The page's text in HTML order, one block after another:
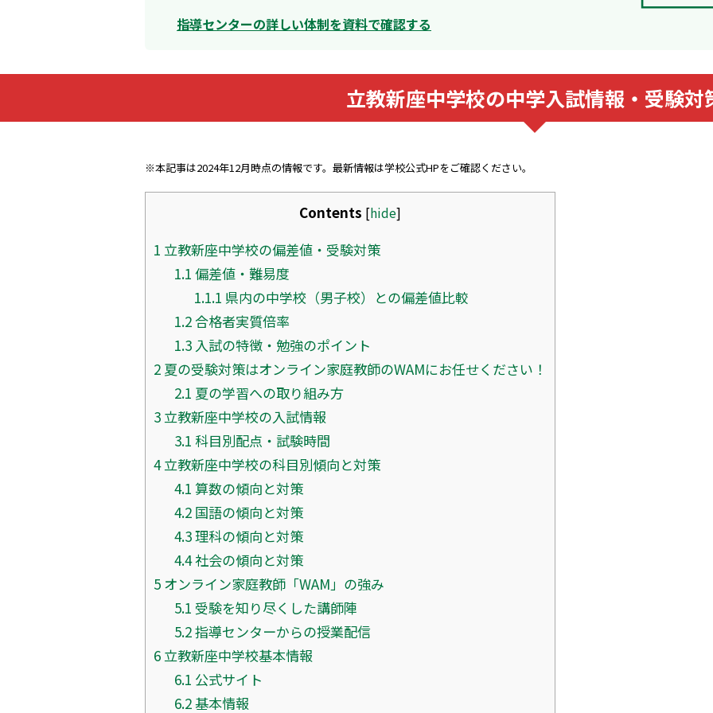
指導センターの詳しい体制を資料で確認する
立教新座中学校の中学入試情報・受験対
※本記事は2024年12月時点の情報です。最新情報は学校公式HPをご確認ください。
Contents [hide]
1 立教新座中学校の偏差値・受験対策
1.1 偏差値・難易度
1.1.1 県内の中学校（男子校）との偏差値比較
1.2合格者実質倍率
1.3入試の特徴・勉強のポイント
2 夏の受験対策はオンライン家庭教師のWAMにお任せください！
2.1 夏の学習への取り組み方
3 立教新座中学校の入試情報
3.1 科目別配点・試験時間
4立教新座中学校の科目別傾向と対策
4.1 算数の傾向と対策
4.2国語の傾向と対策
4.3理科の傾向と対策
4.4社会の傾向と対策
5 オンライン家庭教師「WAM」の強み
5.1 受験を知り尽くした講師陣
5.2指導センターからの授業配信
6 立教新座中学校基本情報
6.1 公式サイト
6.2基本情報